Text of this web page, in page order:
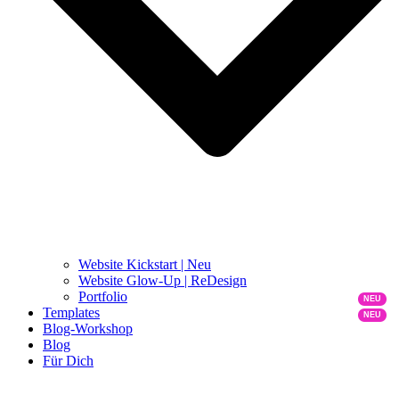
Website Kickstart | Neu
Website Glow-Up | ReDesign
Portfolio
Templates
Blog-Workshop
Blog
Für Dich